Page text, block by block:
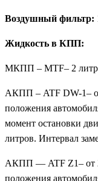
Воздушный фильтр:
Жидкость в КПП:
МКПП – MTF– 2
АКПП – ATF DW-1–
положения
момент остановки
литров. Интервал
АКПП — ATF Z1– от
положения